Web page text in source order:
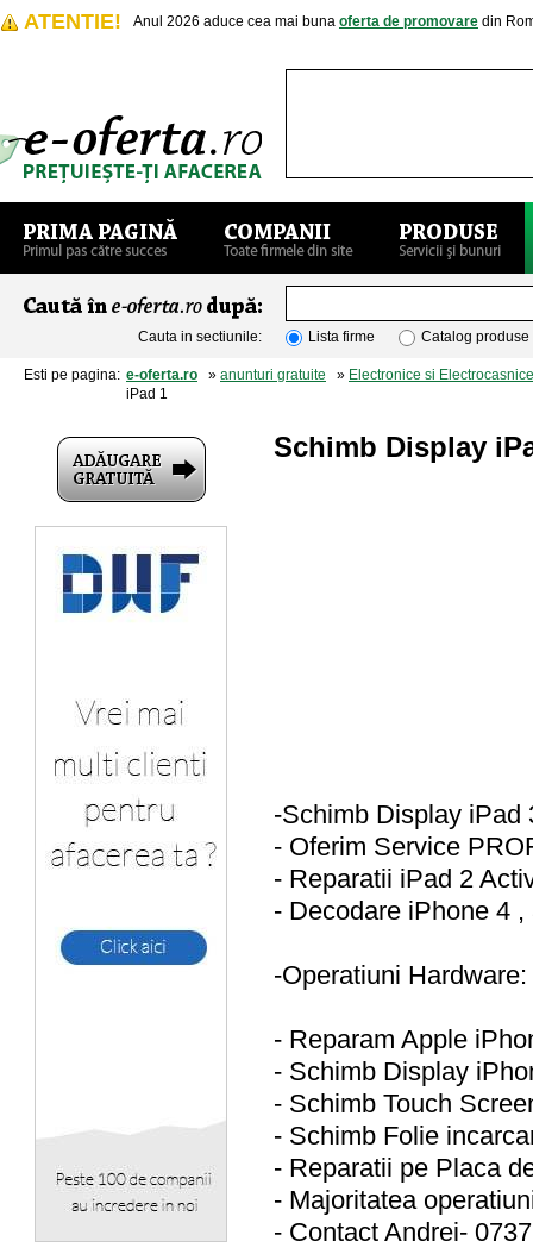
ATENTIE! Anul 2026 aduce cea mai buna oferta de promovare din
Cauta in sectiunile: Lista firme Catalog produse
Esti pe pagina: e-oferta.ro » anunturi gratuite » Electronice si Electrocasnice
iPad 1
Schimb Display
-Schimb Display iPad
- Oferim Service
- Reparatii iPad 2
- Decodare iPhone 4
-Operatiuni Hardware:
- Reparam Apple
- Schimb Display
- Schimb Touch
- Schimb Folie
- Reparatii pe Placa
- Majoritatea
- Contact Andrei-